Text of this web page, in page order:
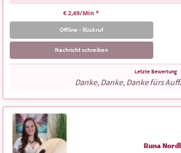
Danke, Danke, Danke fürs
Offline - Rückruf
€ 2,49/Min *
Nachricht schreiben
Runa